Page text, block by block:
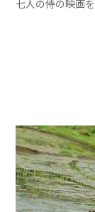
七人の侍の映画